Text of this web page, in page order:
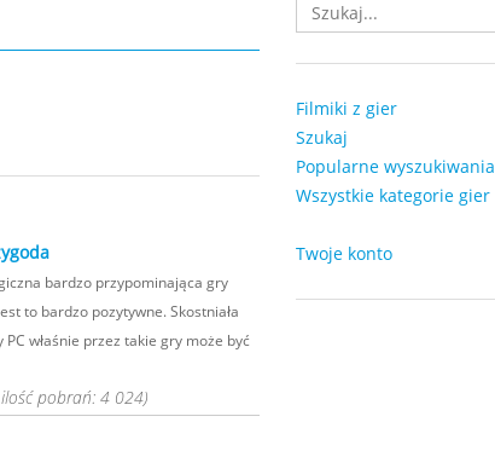
bardzo przypominająca gry
to bardzo pozytywne. Skostniała
właśnie przez takie gry może być
pobrań: 4 024)
Filmiki z gier
Szukaj
Popularne wyszukiwania
Wszystkie kategorie gier
Twoje konto